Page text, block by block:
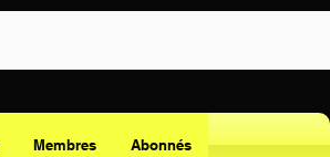
Membres Abonnés